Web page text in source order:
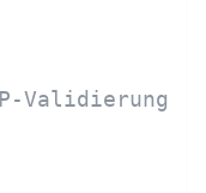
IP-Validierung